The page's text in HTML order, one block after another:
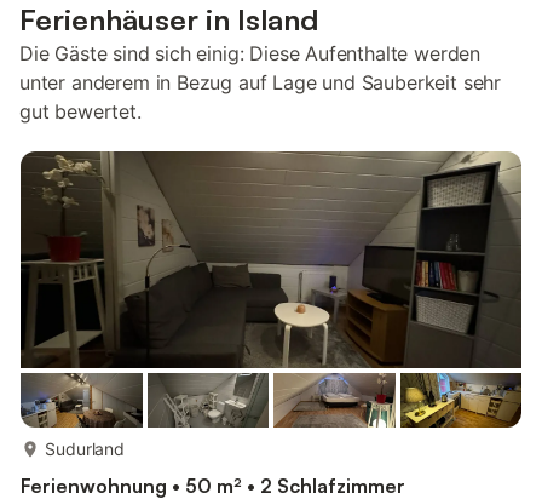
Ferienhäuser in Island
Die Gäste sind sich einig: Diese Aufenthalte werden
unter anderem in Bezug auf Lage und Sauberkeit sehr
gut bewertet.
Sudurland
Ferienwohnung • 50 m² • 2 Schlafzimmer